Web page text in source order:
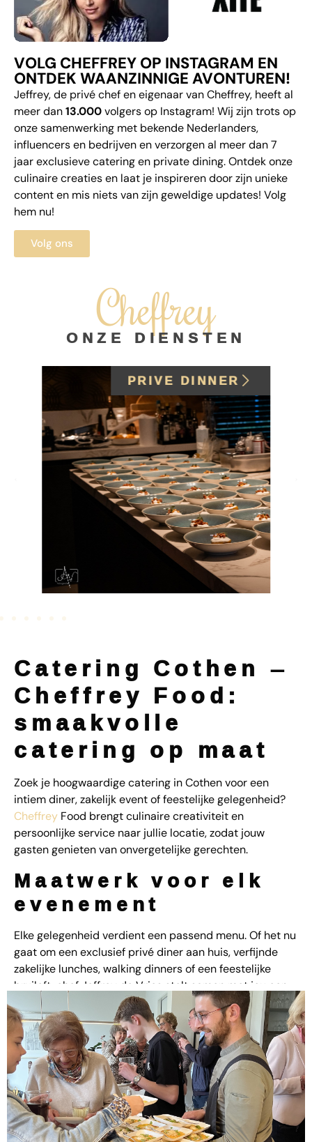
VOLG CHEFFREY OP INSTAGRAM EN
ONTDEK WAANZINNIGE AVONTUREN!
Jeffrey, de privé chef en eigenaar van Cheffrey, heeft al
meer dan13.000volgers op Instagram! Wij zijn trots op
onze samenwerking met bekende Nederlanders,
influencers en bedrijven en verzorgen al meer dan 7
jaar exclusieve catering en private dining. Ontdek onze
culinaire creaties en laat je inspireren door zijn unieke
content en mis niets van zijn geweldige updates! Volg
hem nu!
Volg ons
Cheffrey
ONZE DIENSTEN
PRIVE DINNER
Catering Cothen –
Cheffrey Food:
smaakvolle
catering op maat
Zoek je hoogwaardige catering in Cothen voor een
intiem diner, zakelijk event of feestelijke gelegenheid?
Cheffrey Food brengt culinaire creativiteit en
persoonlijke service naar jullie locatie, zodat jouw
gasten genieten van onvergetelijke gerechten.
Maatwerk voor elk
evenement
Elke gelegenheid verdient een passend menu. Of het nu
gaat om een exclusief privé diner aan huis, verfijnde
zakelijke lunches, walking dinners of een feestelijke
bruiloft, chef Jeffrey de Vries stelt samen met jou een
menu samen dat bij jou en jouw gasten past.
Onze diensten in
Cothen
Privé diners thuis of op een afgehuurde locatie
Zakelijke catering voor vergaderingen en
recepties